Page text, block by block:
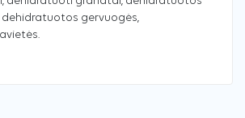
dehidratuotos gervuogės,